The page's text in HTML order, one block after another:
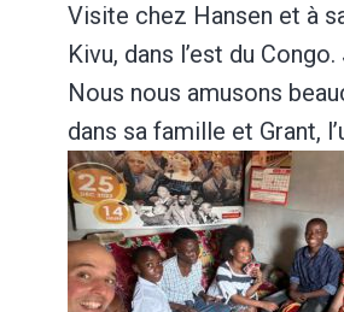
Visite chez Hansen et à
Kivu, dans l’est du
Nous nous amusons
dans sa famille et Grant,